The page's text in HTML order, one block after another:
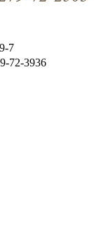
7
72-3936